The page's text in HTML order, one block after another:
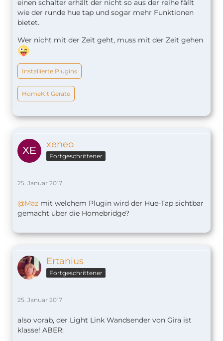
einen schalter erhält der nicht so aus der reihe fällt
wie der runde hue tap und sogar mehr Funktionen
bietet.
Wer nicht mit der Zeit geht, muss mit der Zeit gehen
Installierte Plugins
HomeKit Geräte
xeneo
Fortgeschrittener
25. Januar 2017
@Maz mit welchem Plugin wird der Hue-Tap sichtbar
gemacht über die Homebridge?
Ertanius
Fortgeschrittener
25. Januar 2017
also vorab, der Light Link Wandsender von Gira ist
klasse! ABER: